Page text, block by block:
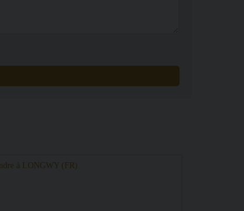
à LONGWY (FR)